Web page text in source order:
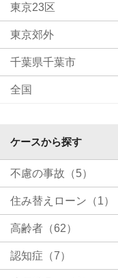
東京23区
東京郊外
千葉県千葉市
全国
ケースから探す
不慮の事故（5）
住み替えローン（1）
高齢者（62）
認知症（7）